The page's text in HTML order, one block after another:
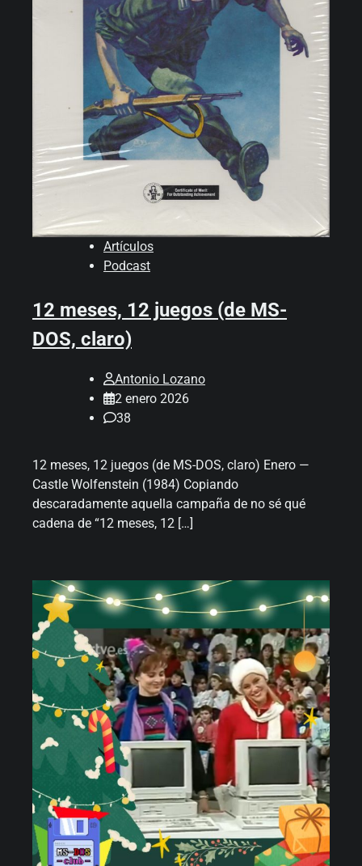
Artículos
Podcast
12 meses, 12 juegos (de MS-
DOS, claro)
Antonio Lozano
2 enero 2026
38
12 meses, 12 juegos (de MS-DOS, claro) Enero —
Castle Wolfenstein (1984) Copiando
descaradamente aquella campaña de no sé qué
cadena de “12 meses, 12 […]